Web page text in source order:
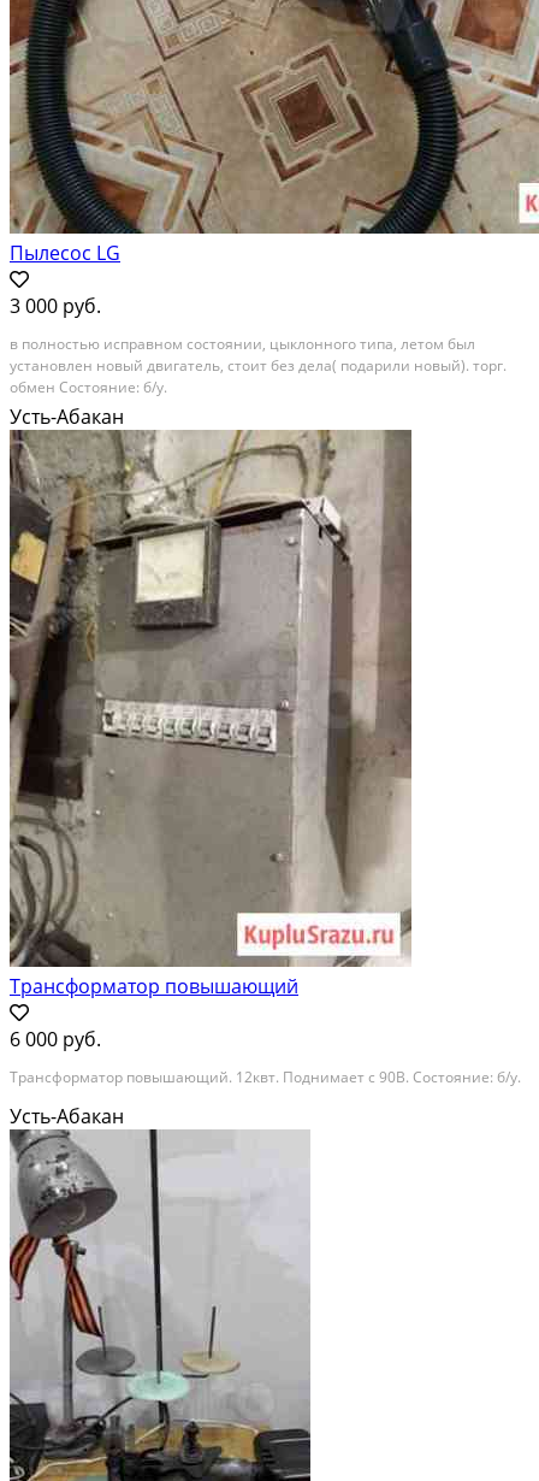
Пылесос LG
3 000 руб.
в полностью исправном состоянии, цыклонного типа, летом был
установлен новый двигатель, стоит без дела( подарили новый). торг.
обмен Состояние: б/у.
Усть-Абакан
Трансформатор повышающий
6 000 руб.
Трансформатор повышающий. 12квт. Поднимает с 90В. Состояние: б/у.
Усть-Абакан